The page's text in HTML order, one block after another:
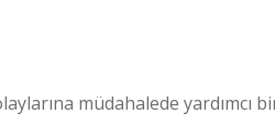
müdahalede